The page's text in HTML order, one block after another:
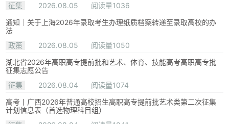
征集 2026.08.05
阅读量1036
通知｜关于上海2026年录取考生办理纸质档案转递至录取高校的办
法
政策
2026.08.05
阅读量1050
湖北省2026年高职高专提前批和艺术、体育、技能高考高职高专批
征集志愿公告
征集
2026.08.04
阅读量1074
高考丨广西2026年普通高校招生高职高专提前批艺术类第二次征集
计划信息表（首选物理科目组）